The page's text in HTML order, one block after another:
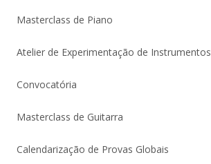
Masterclass de Piano
Atelier de Experimentação de Instrumentos
Convocatória
Masterclass de Guitarra
Calendarização de Provas Globais